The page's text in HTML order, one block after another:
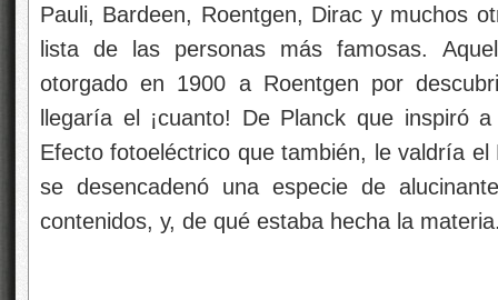
Pauli, Bardeen, Roentgen, Dirac y muchos
lista de las personas más famosas.
otorgado en 1900 a Roentgen por
llegaría el ¡cuanto! De Planck que inspiró
Efecto fotoeléctrico que también, le valdría
se desencadenó una especie de
contenidos, y, de qué estaba hecha la